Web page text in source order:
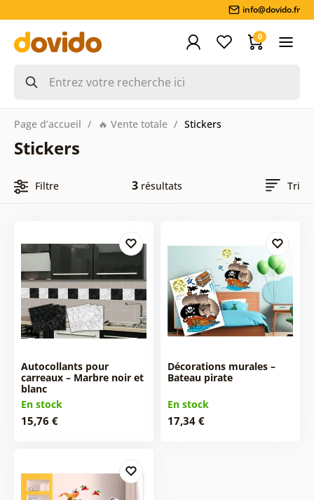
info@dovido.fr
0
Page d’accueil 🔥 Vente totale Stickers
Stickers
Filtre 3 résultats Tri
Autocollants pour
carreaux – Marbre noir et
blanc
En stock
15,76 €
Décorations murales –
Bateau pirate
En stock
17,34 €